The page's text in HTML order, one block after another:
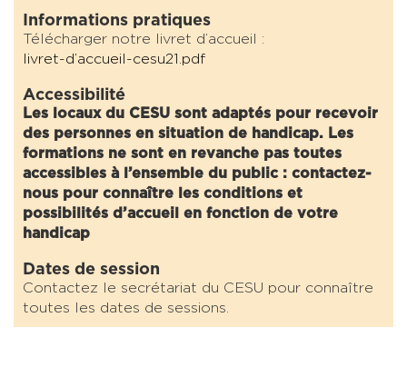
Informations pratiques
Télécharger notre livret d’accueil :
livret-d’accueil-cesu21.pdf
Accessibilité
Les locaux du CESU sont adaptés pour recevoir
des personnes en situation de handicap. Les
formations ne sont en revanche pas toutes
accessibles à l’ensemble du public : contactez-
nous pour connaître les conditions et
possibilités d’accueil en fonction de votre
handicap
Dates de session
Contactez le secrétariat du CESU pour connaître
toutes les dates de sessions.